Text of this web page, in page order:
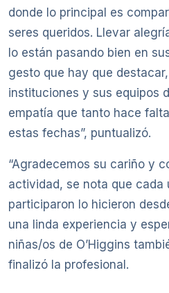
donde lo principal es
seres queridos. Llevar
lo están pasando bien en
gesto que hay que
instituciones y sus equipos
empatía que tanto hace
estas fechas”, puntualizó.
“Agradecemos su cariño y
actividad, se nota que cada
participaron lo hicieron
una linda experiencia y
niñas/os de O’Higgins
finalizó la profesional.